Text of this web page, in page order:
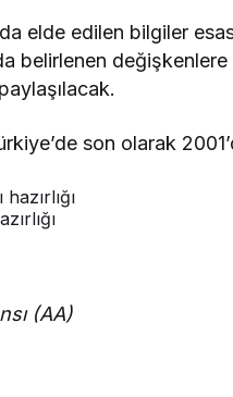
elde edilen bilgiler
belirlenen
son olarak
(AA)